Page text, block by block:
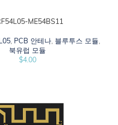
오 ME54BS11
, PCB 안테나, 블루투스 모듈,
북유럽 모듈
$4.00